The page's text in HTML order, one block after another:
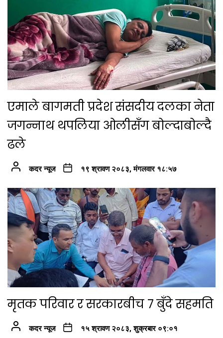
एमाले बागमती प्रदेश संसदीय दलका नेता
जगन्नाथ थपलिया ओलीसँग बोल्दाबोल्दै
ढले
कदर न्यूज १९ श्रावण २०८३, मंगलवार १८:५७
मृतक परिवार र सरकारबीच ७ बुँदे सहमति
कदर न्यूज १५ श्रावण २०८३, शुक्रबार ०९:०१